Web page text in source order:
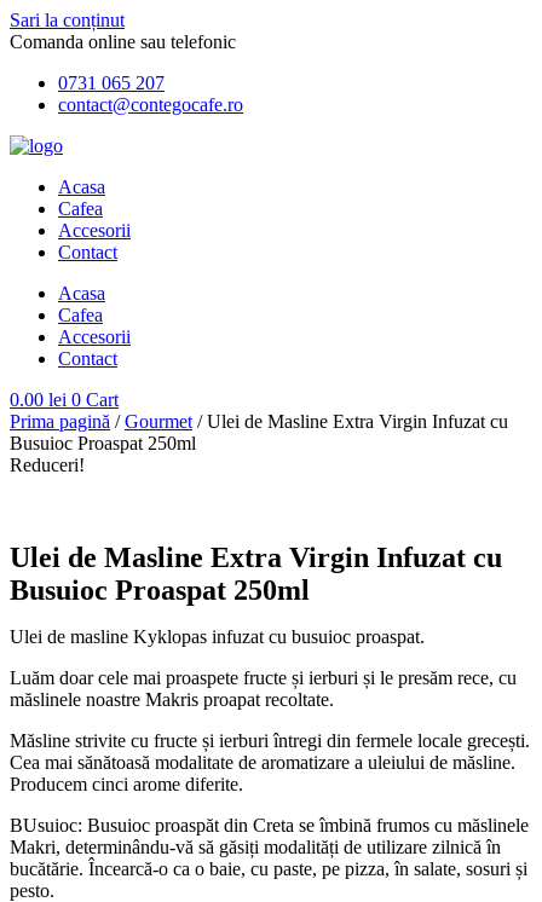
Sari la conținut
Comanda online sau telefonic
0731 065 207
contact@contegocafe.ro
Acasa
Cafea
Accesorii
Contact
Acasa
Cafea
Accesorii
Contact
0.00 lei 0 Cart
Prima pagină /Gourmet / Ulei de Masline Extra Virgin Infuzat cu
Busuioc Proaspat 250ml
Reduceri!
Ulei de Masline Extra Virgin Infuzat cu
Busuioc Proaspat 250ml
Ulei de masline Kyklopas infuzat cu busuioc proaspat.
Luăm doar cele mai proaspete fructe și ierburi și le presăm rece, cu
măslinele noastre Makris proapat recoltate.
Măsline strivite cu fructe și ierburi întregi din fermele locale grecești.
Cea mai sănătoasă modalitate de aromatizare a uleiului de măsline.
Producem cinci arome diferite.
BUsuioc: Busuioc proaspăt din Creta se îmbină frumos cu măslinele
Makri, determinându-vă să găsiți modalități de utilizare zilnică în
bucătărie. Încearcă-o ca o baie, cu paste, pe pizza, în salate, sosuri și
pesto.